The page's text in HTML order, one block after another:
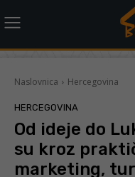
Naslovnica Hercegovina
HERCEGOVINA
Od ideje do
su kroz
marketing,